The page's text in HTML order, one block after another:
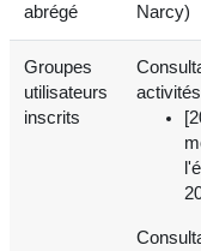
abrégé
Narcy)
Groupes
utilisateurs
inscrits